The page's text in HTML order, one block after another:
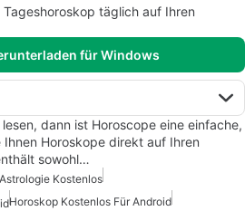
Tageshoroskop täglich auf Ihren
für Windows
dann ist Horoscope eine einfache,
Horoskope direkt auf Ihren
sowohl…
Astrologie Kostenlos
Horoskop Kostenlos Für Android